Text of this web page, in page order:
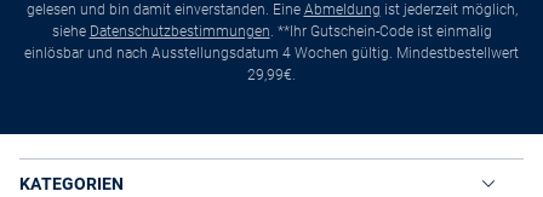
gelesen und bin damit einverstanden. Eine Abmeldung ist jederzeit möglich,
siehe Datenschutzbestimmungen. **Ihr Gutschein-Code ist einmalig
einlösbar und nach Ausstellungsdatum 4 Wochen gültig. Mindestbestellwert
29,99€.
KATEGORIEN